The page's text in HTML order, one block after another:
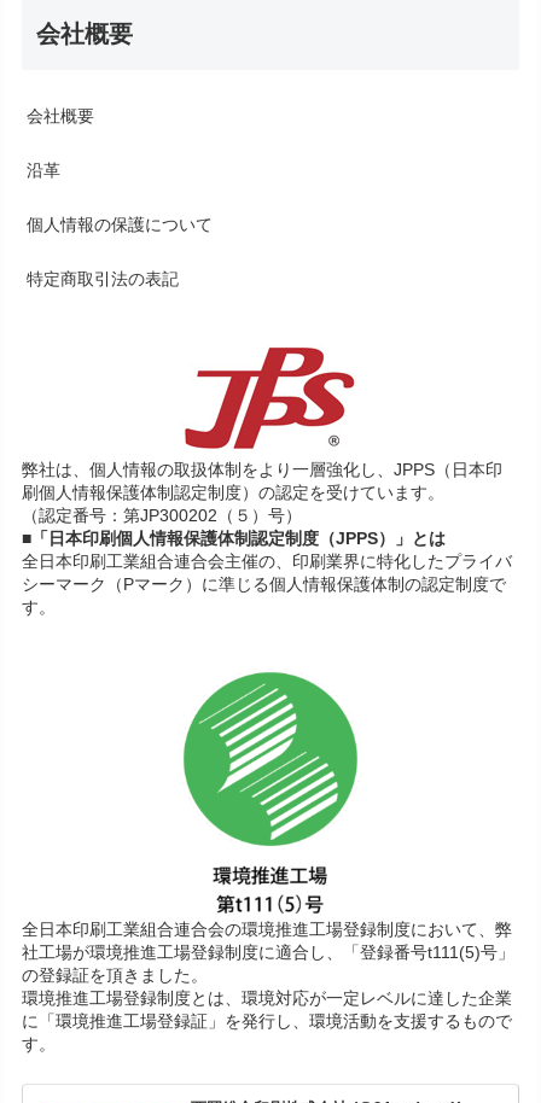
会社概要
会社概要
沿革
個人情報の保護について
特定商取引法の表記
弊社は、個人情報の取扱体制をより一層強化し、JPPS（日本印
刷個人情報保護体制認定制度）の認定を受けています。
（認定番号：第JP300202（５）号）
■「日本印刷個人情報保護体制認定制度（JPPS）」とは
全日本印刷工業組合連合会主催の、印刷業界に特化したプライバ
シーマーク（Pマーク）に準じる個人情報保護体制の認定制度で
す。
全日本印刷工業組合連合会の環境推進工場登録制度において、弊
社工場が環境推進工場登録制度に適合し、「登録番号t111(5)号」
の登録証を頂きました。
環境推進工場登録制度とは、環境対応が一定レベルに達した企業
に「環境推進工場登録証」を発行し、環境活動を支援するもので
す。